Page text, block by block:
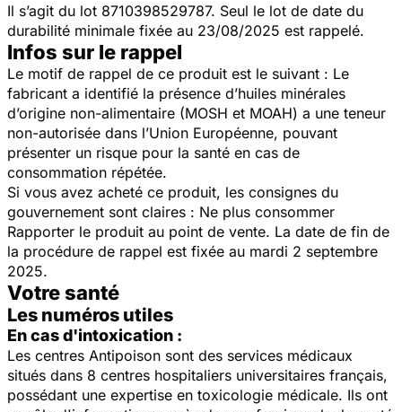
Il s’agit du lot 8710398529787. Seul le lot de date du
durabilité minimale fixée au 23/08/2025 est rappelé.
Infos sur le rappel
Le motif de rappel de ce produit est le suivant : Le
fabricant a identifié la présence d’huiles minérales
d’origine non-alimentaire (MOSH et MOAH) a une teneur
non-autorisée dans l’Union Européenne, pouvant
présenter un risque pour la santé en cas de
consommation répétée.
Si vous avez acheté ce produit, les consignes du
gouvernement sont claires : Ne plus consommer
Rapporter le produit au point de vente. La date de fin de
la procédure de rappel est fixée au mardi 2 septembre
2025.
Votre santé
Les numéros utiles
En cas d'intoxication :
Les centres Antipoison sont des services médicaux
situés dans 8 centres hospitaliers universitaires français,
possédant une expertise en toxicologie médicale. Ils ont